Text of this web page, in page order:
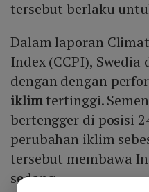
tersebut berlaku
Dalam laporan
Index (CCPI),
dengan dengan
iklimtertinggi.
bertengger di posisi
perubahan iklim
tersebut membawa
sedang.